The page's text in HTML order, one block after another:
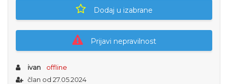
Dodaj u izabrane
Prijavi nepravilnost
ivan
offline
član od 27.05.2024